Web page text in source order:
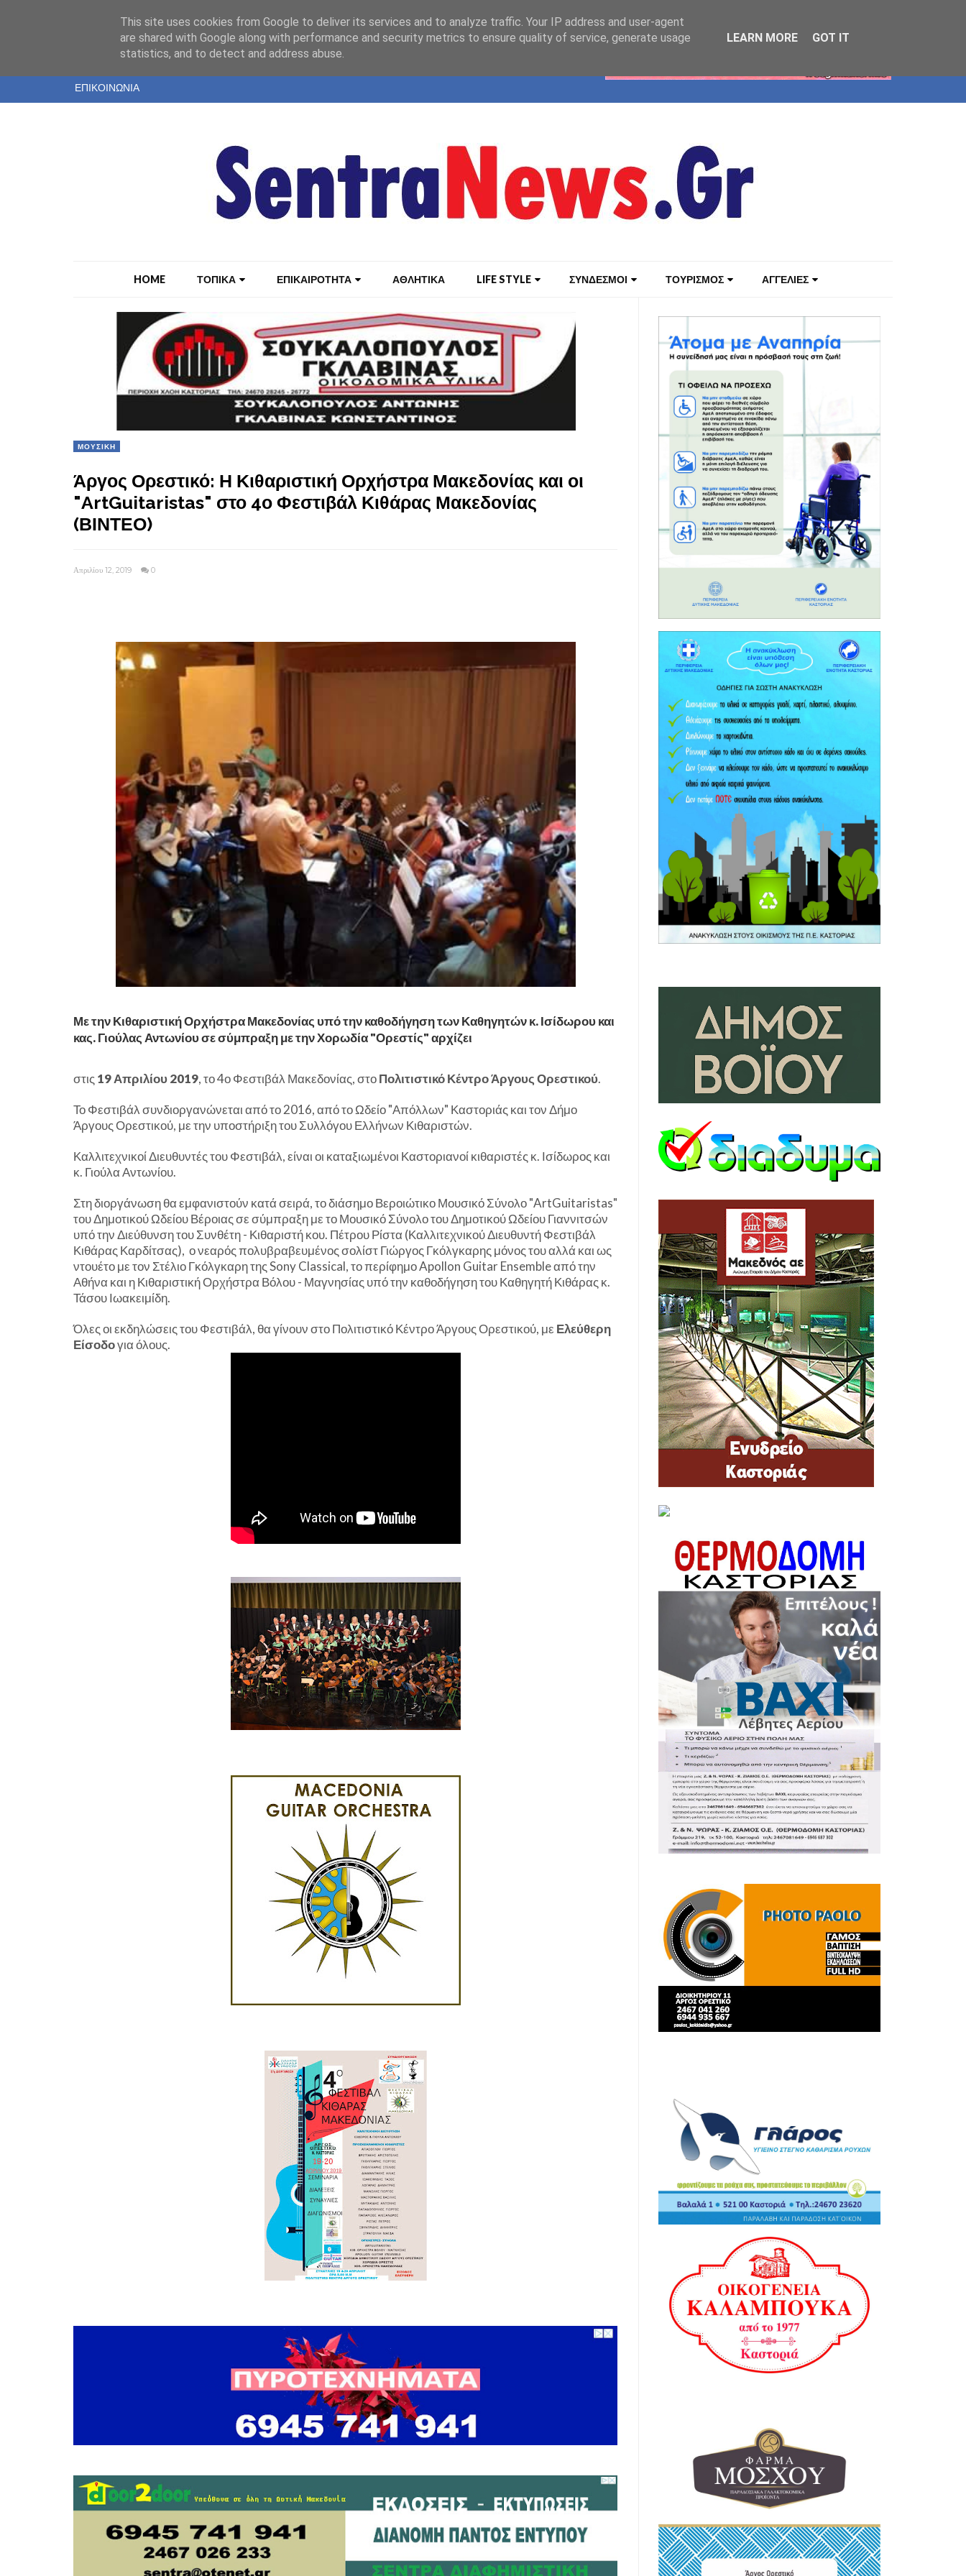
ΤΑΥΤΟΤΗΤΑ
ΕΝΤΥΠΗ ΕΚΔΟΣΗ
ΕΠΙΚΟΙΝΩΝΙΑ
HOME ΤΟΠΙΚΑ ΕΠΙΚΑΙΡΟΤΗΤΑ ΑΘΛΗΤΙΚΑ LIFE STYLE ΣΥΝΔΕΣΜΟΙ ΤΟΥΡΙΣΜΟΣ ΑΓΓΕΛΙΕΣ
ΜΟΥΣΙΚΗ
Άργος Ορεστικό: Η Κιθαριστική Ορχήστρα Μακεδονίας και οι
"ArtGuitaristas" στο 4ο Φεστιβάλ Κιθάρας Μακεδονίας
(ΒΙΝΤΕΟ)
Απριλίου 12, 2019 0
Με την Κιθαριστική Ορχήστρα Μακεδονίας υπό την καθοδήγηση των Καθηγητών κ. Ισίδωρου και
κας. Γιούλας Αντωνίου σε σύμπραξη με την Χορωδία "Ορεστίς" αρχίζει
στις 19 Απριλίου 2019, το 4ο Φεστιβάλ Μακεδονίας, στοΠολιτιστικό Κέντρο Άργους Ορεστικού.
Το Φεστιβάλ συνδιοργανώνεται από το 2016, από το Ωδείο "Απόλλων" Καστοριάς και τον Δήμο
Άργους Ορεστικού, με την υποστήριξη του Συλλόγου Ελλήνων Κιθαριστών.
Καλλιτεχνικοί Διευθυντές του Φεστιβάλ, είναι οι καταξιωμένοι Καστοριανοί κιθαριστές κ. Ισίδωρος και
κ. Γιούλα Αντωνίου.
Στη διοργάνωση θα εμφανιστούν κατά σειρά, το διάσημο Βεροιώτικο Μουσικό Σύνολο "ArtGuitaristas"
του Δημοτικού Ωδείου Βέροιας σε σύμπραξη με το Μουσικό Σύνολο του Δημοτικού Ωδείου Γιαννιτσών
υπό την Διεύθυνση του Συνθέτη - Κιθαριστή κου. Πέτρου Ρίστα (Καλλιτεχνικού Διευθυντή Φεστιβάλ
Κιθάρας Καρδίτσας), ο νεαρός πολυβραβευμένος σολίστ Γιώργος Γκόλγκαρης μόνος του αλλά και ως
ντουέτο με τον Στέλιο Γκόλγκαρη της Sony Classical, το περίφημο Apollon Guitar Ensemble από την
Αθήνα και η Κιθαριστική Ορχήστρα Βόλου - Μαγνησίας υπό την καθοδήγηση του Καθηγητή Κιθάρας κ.
Τάσου Ιωακειμίδη.
Όλες οι εκδηλώσεις του Φεστιβάλ, θα γίνουν στο Πολιτιστικό Κέντρο Άργους Ορεστικού, με Ελεύθερη
Είσοδογια όλους.
This site uses cookies from Google to deliver its services and to analyze traffic. Your IP address and user-agent
are shared with Google along with performance and security metrics to ensure quality of service, generate usage
statistics, and to detect and address abuse.
LEARN MORE GOT IT